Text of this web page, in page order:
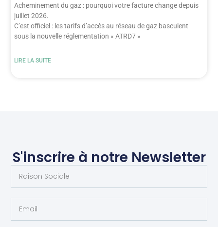
Acheminement du gaz : pourquoi votre facture change depuis
juillet 2026.
C’est officiel : les tarifs d’accès au réseau de gaz basculent
sous la nouvelle réglementation « ATRD7 »
LIRE LA SUITE
S'inscrire à notre Newsletter